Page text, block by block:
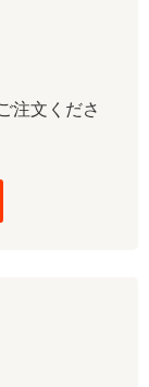
注文くださ